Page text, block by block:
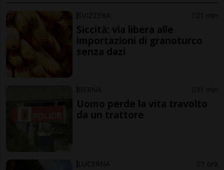
SVIZZERA 21 min
Siccità: via libera alle
importazioni di granoturco
senza dazi
BERNA 31 min
Uomo perde la vita travolto
da un trattore
LUCERNA 1 ora